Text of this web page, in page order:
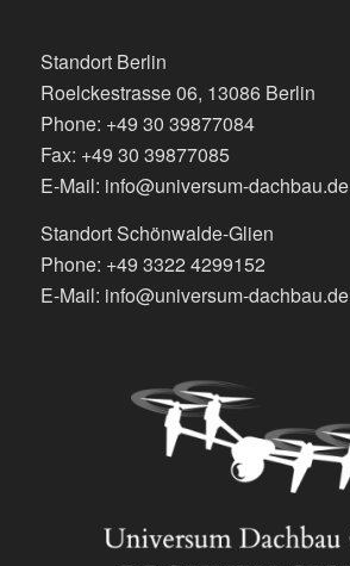
Standort Berlin
Roelckestrasse 06, 13086 Berlin
Phone: +49 30 39877084
Fax: +49 30 39877085
E-Mail: info@universum-dachbau.de
Standort Schönwalde-Glien
Phone: +49 3322 4299152
E-Mail: info@universum-dachbau.de